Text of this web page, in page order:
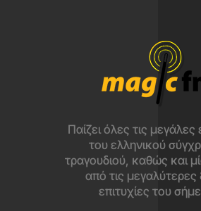
Παίζει όλες τις μεγάλες
του ελληνικού
τραγουδιού, καθώς και
από τις μεγαλύτερες
επιτυχίες του